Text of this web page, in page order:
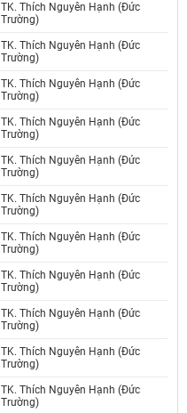
TK. Thích Nguyên Hạnh (Đức
Trường)
TK. Thích Nguyên Hạnh (Đức
Trường)
TK. Thích Nguyên Hạnh (Đức
Trường)
TK. Thích Nguyên Hạnh (Đức
Trường)
TK. Thích Nguyên Hạnh (Đức
Trường)
TK. Thích Nguyên Hạnh (Đức
Trường)
TK. Thích Nguyên Hạnh (Đức
Trường)
TK. Thích Nguyên Hạnh (Đức
Trường)
TK. Thích Nguyên Hạnh (Đức
Trường)
TK. Thích Nguyên Hạnh (Đức
Trường)
TK. Thích Nguyên Hạnh (Đức
Trường)